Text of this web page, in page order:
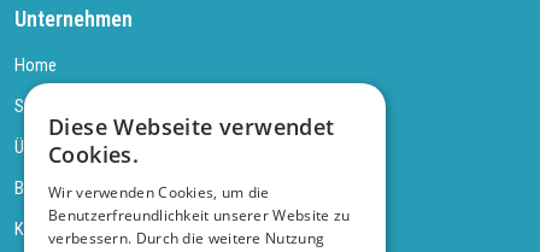
Unternehmen
Home
Shop
Über uns
Blog
Kontakt
Diese Webseite verwendet
Cookies.
Wir verwenden Cookies, um die
Benutzerfreundlichkeit unserer Website zu
verbessern. Durch die weitere Nutzung